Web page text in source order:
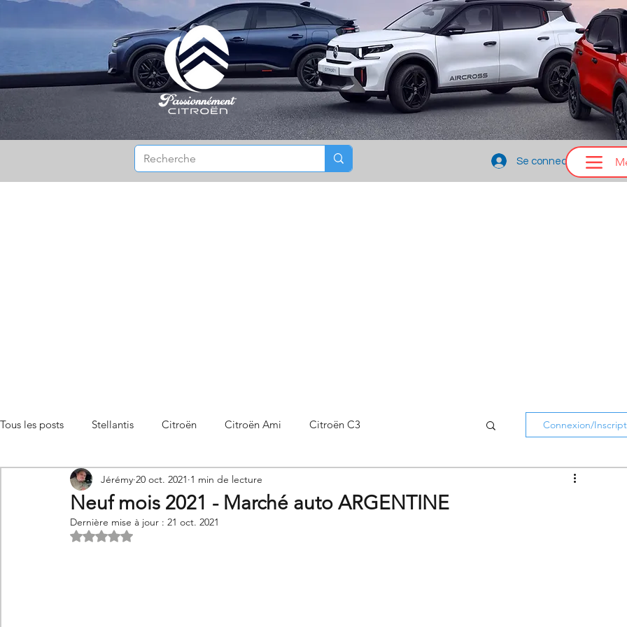
Se connecter
Tous les posts Stellantis Citroën Citroën Ami Citroën C3
Citroën C3 Aircross Citroën C4 Citroën C4 X
Citroën C5 X Citroën Berlingo
Connexion/
Neuf mois 2021 - Marché auto ARGENTINE
Jérémy 20 oct. 2021 1 min de lecture
Dernière mise à jour : 21 oct. 2021
Noté NaN étoiles sur 5.